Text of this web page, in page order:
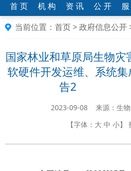
首 页 机 构 资 讯 公 开
当前位置： 首页>政府信息公开
国家林业和草原局生物
软硬件开发运维、系统
告
2023-09-08 来源：生物
【字体： 大 中 小】